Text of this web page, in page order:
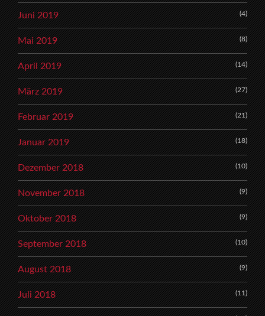
Juni 2019 (4)
Mai 2019 (8)
April 2019 (14)
März 2019 (27)
Februar 2019 (21)
Januar 2019 (18)
Dezember 2018 (10)
November 2018 (9)
Oktober 2018 (9)
September 2018 (10)
August 2018 (9)
Juli 2018 (11)